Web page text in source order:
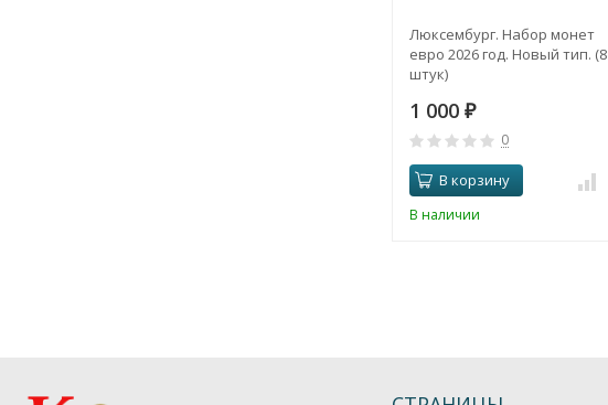
Люксембург. Набор монет
евро 2026 год. Новый тип. (8
штук)
1 000 ₽
0
В корзину
В наличии